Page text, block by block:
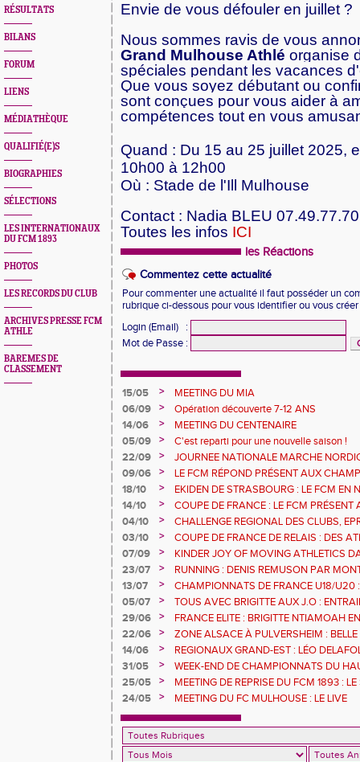
RÉSULTATS
BILANS
FORUM
LIENS
MÉDIATHÈQUE
QUALIFIÉ(E)S
BIOGRAPHIES
SÉLECTIONS
LES INTERNATIONAUX
DU FCM 1893
PHOTOS
LES RECORDS DU CLUB
ARCHIVES PRESSE FCM
ATHLE
BAREMES DE
CLASSEMENT
Envie de vous défouler en juillet ?
Nous sommes ravis de vous
Grand Mulhouse Athlé organise
spéciales pendant les vacances
Que vous soyez débutant ou
sont conçues pour vous aider à
compétences tout en vous
Quand : Du 15 au 25 juillet 2025,
10h00 à 12h00
Où : Stade de l'Ill Mulhouse
Contact : Nadia BLEU
Toutes les infos ICI
les Réactions
Commentez cette actualité
Pour commenter une actualité il faut posséder un
rubrique ci-dessous pour vous identifier ou vous
Login (Email)
:
Mot de Passe :
15/05 >
MEETING DU MIA
06/09
>
Opération découverte 7-12 ANS
14/06
>
MEETING DU CENTENAIRE
05/09
>
C'est reparti pour une nouvelle saison !
22/09
>
JOURNEE NATIONALE MARCHE
09/06
>
LE FCM RÉPOND PRÉSENT AUX
DÉPARTEMENTAUX 68
18/10 >
EKIDEN DE STRASBOURG : LE FCM EN
14/10
>
COUPE DE FRANCE : LE FCM PRÉSENT
04/10
>
CHALLENGE REGIONAL DES CLUBS,
URBAN ATHLE ET GMTU : LES
FCM
03/10 >
COUPE DE FRANCE DE RELAIS : DES
SERONT AVEC LE 4X200M DE L'EGMA
07/09 >
KINDER JOY OF MOVING ATHLETICS
MULHOUSE 1893 OUVRE SES PORTES
23/07 >
RUNNING : DENIS REMUSON PAR
13/07
>
CHAMPIONNATS DE FRANCE U18/U20
RECORD
05/07 >
TOUS AVEC BRIGITTE AUX J.O :
L'ILL JEUDI 8 JUILLET
29/06 >
FRANCE ELITE : BRIGITTE NTIAMOAH
DEUXIEMES JO
22/06 >
ZONE ALSACE À PULVERSHEIM :
14/06
>
REGIONAUX GRAND-EST : LÉO
GOMAS S'ENVOLE
31/05 >
WEEK-END DE CHAMPIONNATS DU
POUR LES ATHLÈTES DU FCM
25/05 >
MEETING DE REPRISE DU FCM 1893 :
24/05
> MEETING DU FC MULHOUSE : LE LIVE